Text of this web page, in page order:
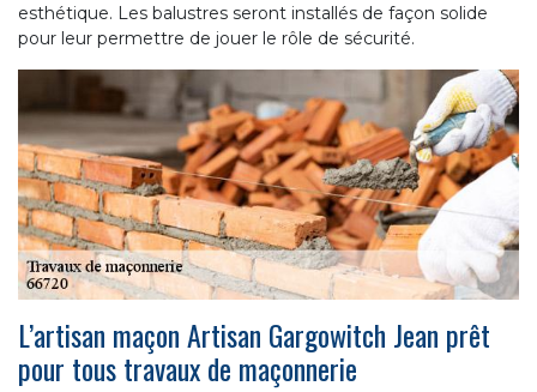
esthétique. Les balustres seront installés de façon solide
pour leur permettre de jouer le rôle de sécurité.
L’artisan maçon Artisan Gargowitch Jean prêt
pour tous travaux de maçonnerie